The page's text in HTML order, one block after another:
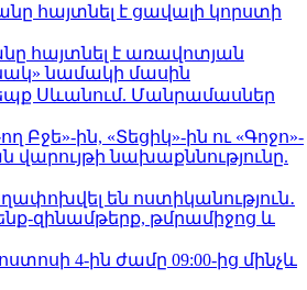
հայտնել է ցավալի կորստի
հայտնել է առավոտյան
նամակի մասին
Սևանում. Մանրամասներ
Բջե»-ին, «Տեցիկ»-ին ու «Գոջո»-
վարույթի նախաքննությունը.
են ոստիկանություն․
զինամթերք, թմրամիջոց և
4-ին ժամը 09:00-ից մինչև